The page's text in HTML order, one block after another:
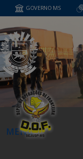
GOVERNO MS
MENU